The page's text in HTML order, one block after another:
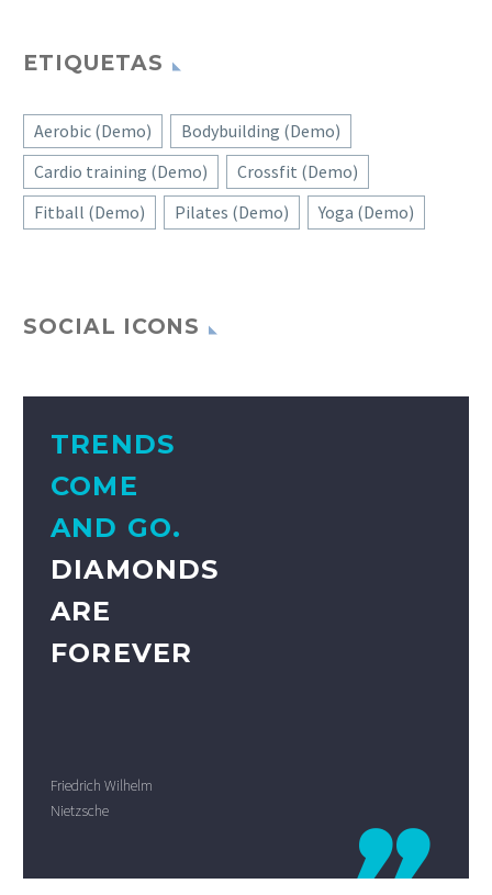
ETIQUETAS
Aerobic (Demo)
Bodybuilding (Demo)
Cardio training (Demo)
Crossfit (Demo)
Fitball (Demo)
Pilates (Demo) Yoga (Demo)
SOCIAL ICONS
TRENDS
COME
AND GO.
DIAMONDS
ARE
FOREVER
Friedrich Wilhelm
Nietzsche
